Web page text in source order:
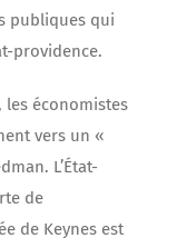
publiques qui
providence.
les économistes
vers un «
L’État-
de
de Keynes est